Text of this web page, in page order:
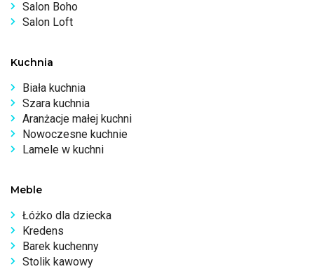
Salon Boho
Salon Loft
Kuchnia
Biała kuchnia
Szara kuchnia
Aranżacje małej kuchni
Nowoczesne kuchnie
Lamele w kuchni
Meble
Łóżko dla dziecka
Kredens
Barek kuchenny
Stolik kawowy